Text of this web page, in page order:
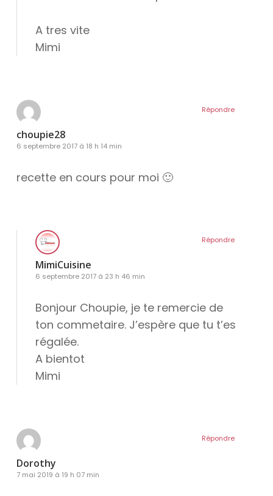
A tres vite
Mimi
choupie28
6 septembre 2017 à 18 h 14 min
recette en cours pour moi 🙂
Répondre
MimiCuisine
6 septembre 2017 à 23 h 46 min
Bonjour Choupie, je te remercie de
ton commetaire. J’espère que tu t’es
régalée.
A bientot
Mimi
Répondre
Dorothy
7 mai 2019 à 19 h 07 min
Répondre